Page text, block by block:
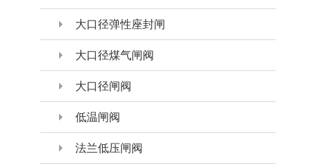
大口径弹性座封闸
大口径煤气闸阀
大口径闸阀
低温闸阀
法兰低压闸阀